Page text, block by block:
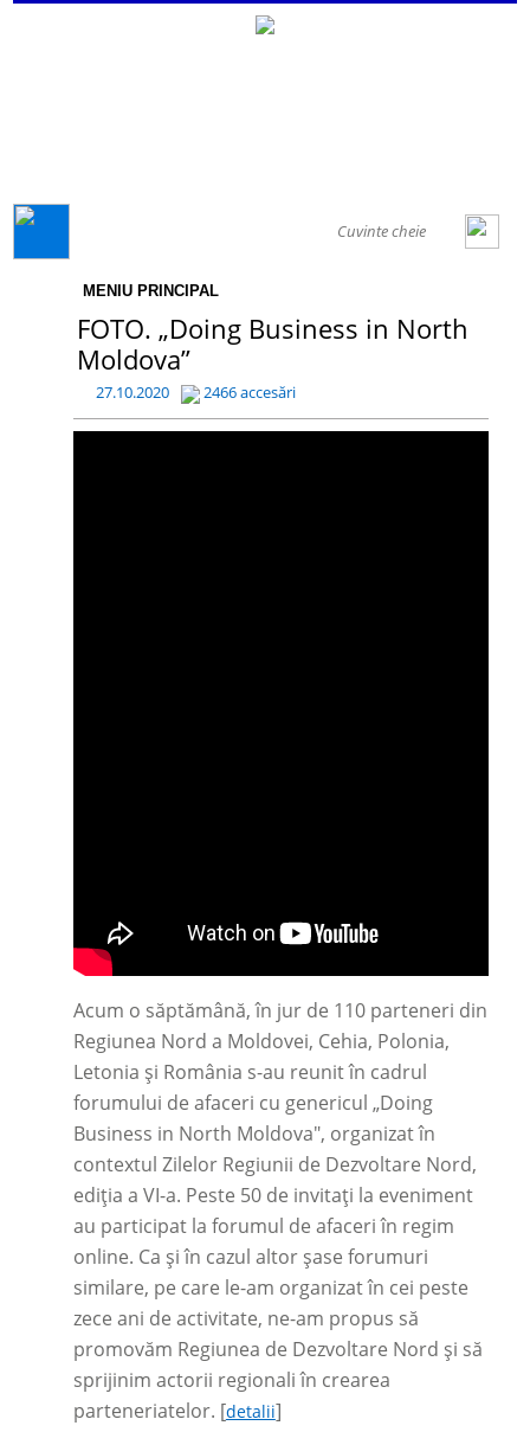
MENIU PRINCIPAL
FOTO. „Doing Business in North
Moldova”
27.10.2020 2466 accesări
Acum o săptămână, în jur de 110 parteneri din
Regiunea Nord a Moldovei, Cehia, Polonia,
Letonia și România s-au reunit în cadrul
forumului de afaceri cu genericul „Doing
Business in North Moldova", organizat în
contextul Zilelor Regiunii de Dezvoltare Nord,
ediția a VI-a. Peste 50 de invitați la eveniment
au participat la forumul de afaceri în regim
online. Ca și în cazul altor șase forumuri
similare, pe care le-am organizat în cei peste
zece ani de activitate, ne-am propus să
promovăm Regiunea de Dezvoltare Nord și să
sprijinim actorii regionali în crearea
parteneriatelor. [detalii]